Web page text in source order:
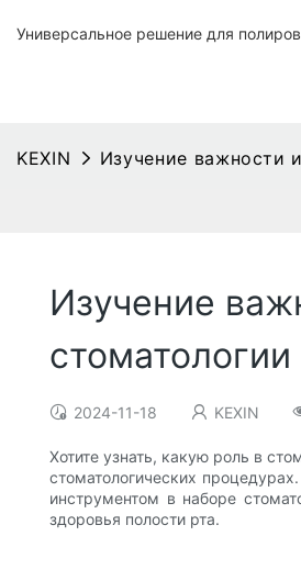
Универсальное решение для
KEXIN Изучение важности
Изучение
стоматологии
2024-11-18 KEXIN
Хотите узнать, какую роль в
стоматологических
инструментом в наборе
здоровья полости рта.